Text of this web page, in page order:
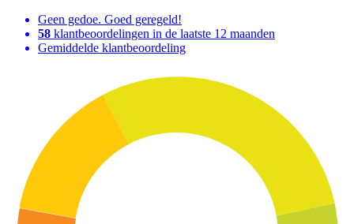
Geen gedoe. Goed geregeld!
58 klantbeoordelingen in de laatste 12 maanden
Gemiddelde klantbeoordeling